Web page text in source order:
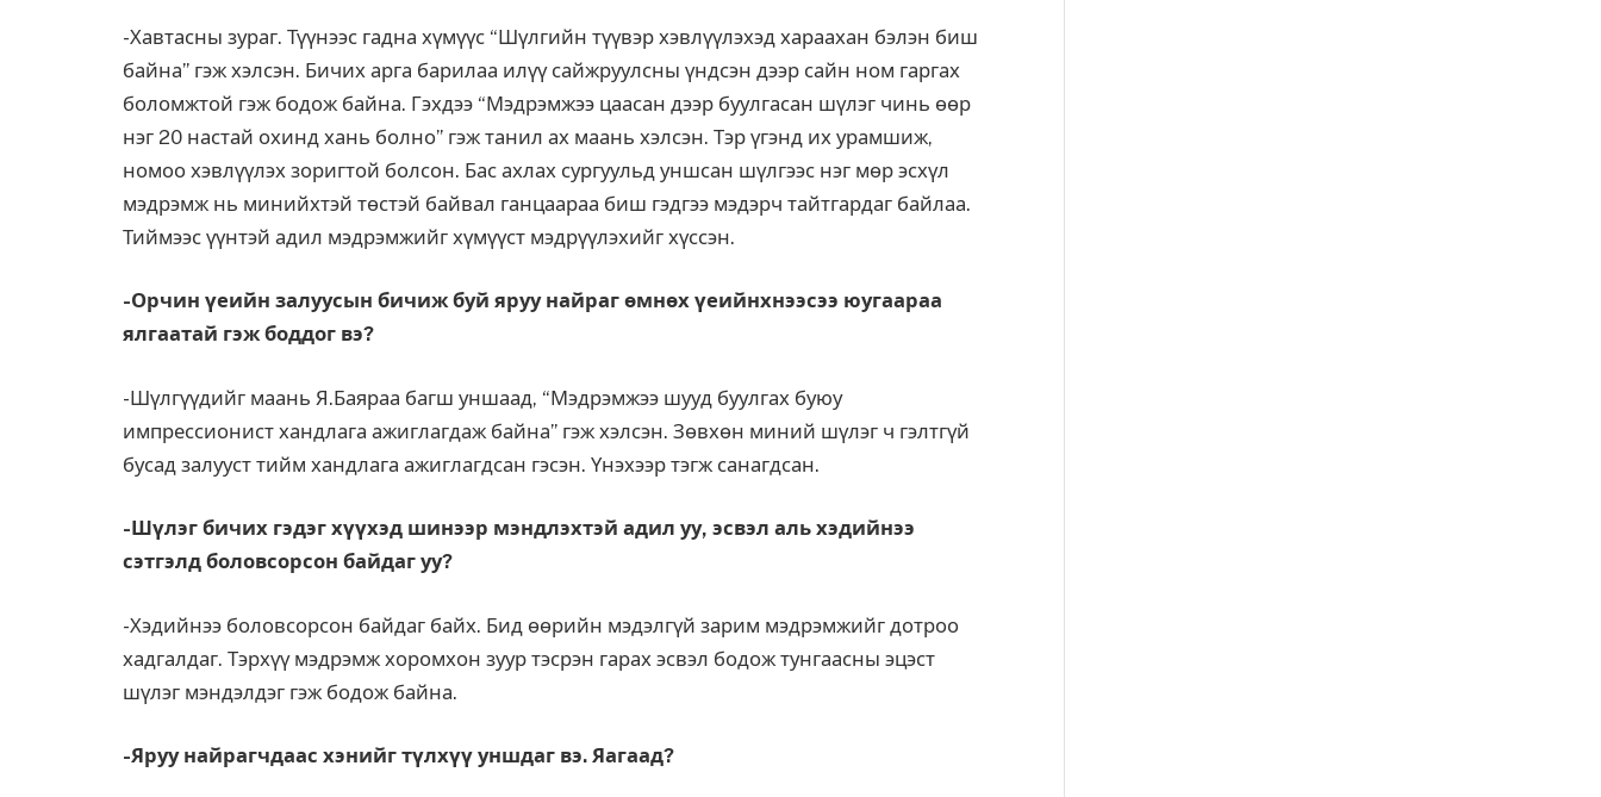
-Хавтасны зураг. Түүнээс гадна хүмүүс “Шүлгийн түүвэр хэвлүүлэхэд хараахан бэлэн биш
байна” гэж хэлсэн. Бичих арга барилаа илүү сайжруулсны үндсэн дээр сайн ном гаргах
боломжтой гэж бодож байна. Гэхдээ “Мэдрэмжээ цаасан дээр буулгасан шүлэг чинь өөр
нэг 20 настай охинд хань болно” гэж танил ах маань хэлсэн. Тэр үгэнд их урамшиж,
номоо хэвлүүлэх зоригтой болсон. Бас ахлах сургуульд уншсан шүлгээс нэг мөр эсхүл
мэдрэмж нь минийхтэй төстэй байвал ганцаараа биш гэдгээ мэдэрч тайтгардаг байлаа.
Тиймээс үүнтэй адил мэдрэмжийг хүмүүст мэдрүүлэхийг хүссэн.
-Орчин үеийн залуусын бичиж буй яруу найраг өмнөх үеийнхнээсээ юугаараа
ялгаатай гэж боддог вэ?
-Шүлгүүдийг маань Я.Баяраа багш уншаад, “Мэдрэмжээ шууд буулгах буюу
импрессионист хандлага ажиглагдаж байна” гэж хэлсэн. Зөвхөн миний шүлэг ч гэлтгүй
бусад залууст тийм хандлага ажиглагдсан гэсэн. Үнэхээр тэгж санагдсан.
-Шүлэг бичих гэдэг хүүхэд шинээр мэндлэхтэй адил уу, эсвэл аль хэдийнээ
сэтгэлд боловсорсон байдаг уу?
-Хэдийнээ боловсорсон байдаг байх. Бид өөрийн мэдэлгүй зарим мэдрэмжийг дотроо
хадгалдаг. Тэрхүү мэдрэмж хоромхон зуур тэсрэн гарах эсвэл бодож тунгаасны эцэст
шүлэг мэндэлдэг гэж бодож байна.
-Яруу найрагчдаас хэнийг түлхүү уншдаг вэ. Яагаад?